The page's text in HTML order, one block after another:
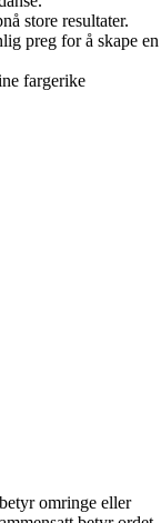
store resultater.
preg for å skape en
fargerike
omringe eller